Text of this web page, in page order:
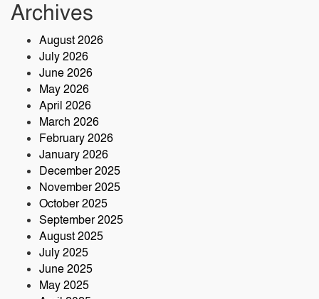
সংযোজন কারখানা : সরকারের রাজস্ব ক্ষতির
আশঙ্কা
কৃষক ও গ্রামীণ অর্থনীতি বদলে দিতে পলাশে
‘পার্টনার’ কংগ্রেস অনুষ্ঠিত
Archives
August 2026
July 2026
June 2026
May 2026
April 2026
March 2026
February 2026
January 2026
December 2025
November 2025
October 2025
September 2025
August 2025
July 2025
June 2025
May 2025